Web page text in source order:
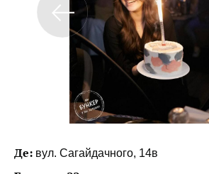
Де: вул. Сагайдачного, 14в